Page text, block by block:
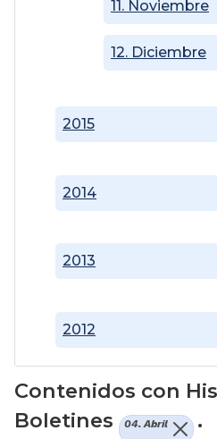
2012
2013
2014
2015
11. Noviembre
12. Diciembre
Contenidos con
Boletines
04. Abril .